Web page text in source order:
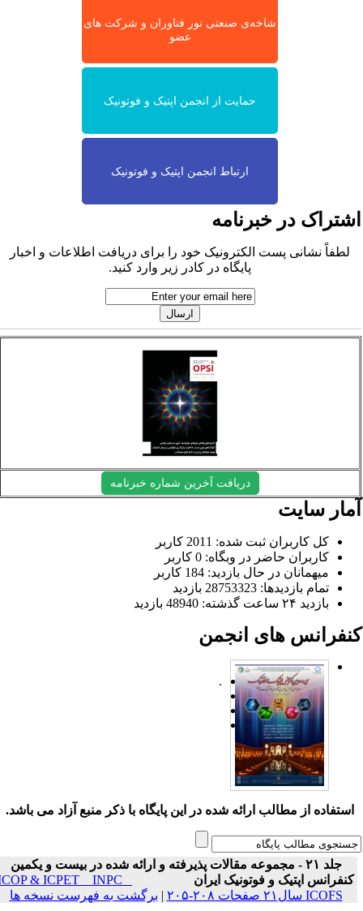
شاخه‌ی صنعتی نور فناوران و شرکت های
عضو
حمایت از انجمن اپتیک و فوتونیک
ارتباط انجمن اپتیک و فوتونیک
در خبرنامه
لطفاً نشانی پست الکترونیک خود را برای دریافت اطلاعات و اخبار
پایگاه در کادر زیر وارد کنید.
دریافت آخرین شماره خبرنامه
سایت
کل کاربران ثبت شده: 2011 کاربر
کاربران حاضر در وبگاه: 0 کاربر
میهمانان در حال بازدید: 184 کاربر
تمام بازدید‌ها: 28753323 بازدید
بازدید ۲۴ ساعت گذشته: 48940 بازدید
های انجمن
.
استفاده از مطالب ارائه شده در این پایگاه با ذکر منبع آزاد می باشد.
جلد ۲۱ - مجموعه مقالات پذیرفته و ارائه شده در بیست و یکمین
کنفرانس اپتیک و فوتونیک ایران
ICOP & ICPET _ INPC _
ICOFS سال۲۱ صفحات ۲۰۸-۲۰۵
|برگشت به فهرست نسخه ها